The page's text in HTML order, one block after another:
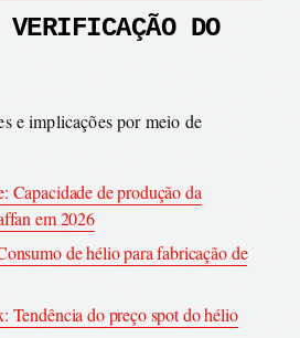
DO
e implicações por meio de
Capacidade de produção da
em 2026
de hélio para fabricação de
Tendência do preço spot do hélio